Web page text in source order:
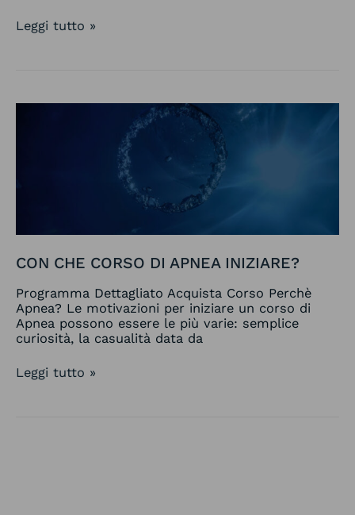
Leggi tutto »
CON CHE CORSO DI APNEA INIZIARE?
Programma Dettagliato Acquista Corso Perchè
Apnea? Le motivazioni per iniziare un corso di
Apnea possono essere le più varie: semplice
curiosità, la casualità data da
iniziare?
Leggi tutto »